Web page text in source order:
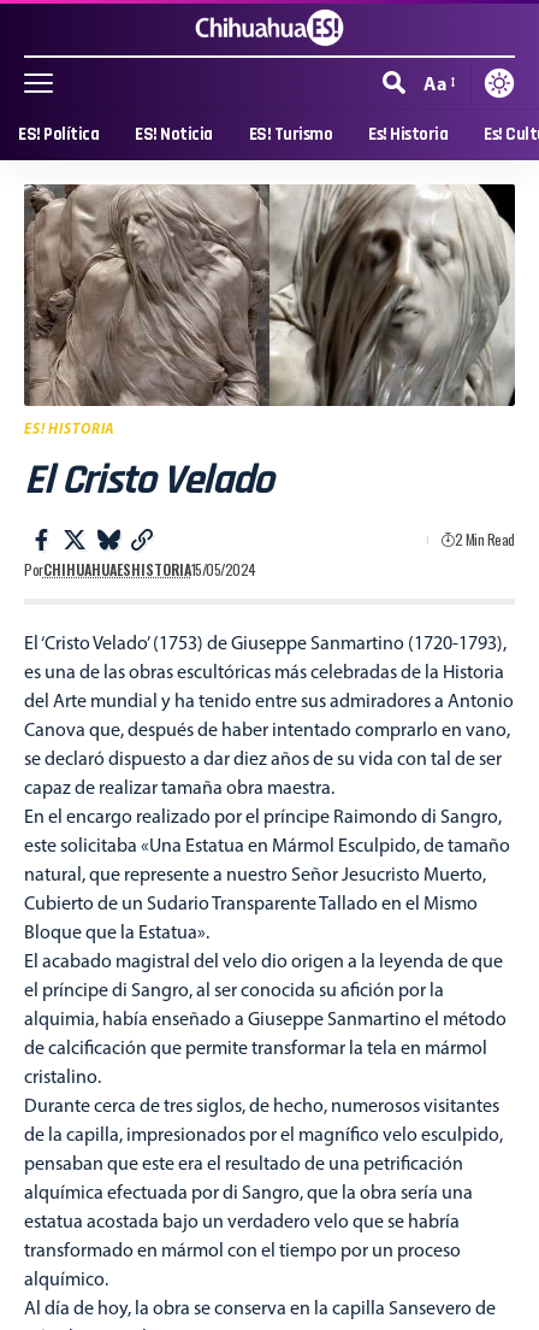
Aa
ES! Política ES! Noticia ES! Turismo Es! Historia Es!
ES! HISTORIA
El Cristo Velado
PorCHIHUAHUAESHISTORIA15/05/2024
2 Min Read
El ‘Cristo Velado’ (1753) de Giuseppe Sanmartino (1720-1793),
es una de las obras escultóricas más celebradas de la Historia
del Arte mundial y ha tenido entre sus admiradores a Antonio
Canova que, después de haber intentado comprarlo en vano,
se declaró dispuesto a dar diez años de su vida con tal de ser
capaz de realizar tamaña obra maestra.
En el encargo realizado por el príncipe Raimondo di Sangro,
este solicitaba «Una Estatua en Mármol Esculpido, de tamaño
natural, que represente a nuestro Señor Jesucristo Muerto,
Cubierto de un Sudario Transparente Tallado en el Mismo
Bloque que la Estatua».
El acabado magistral del velo dio origen a la leyenda de que
el príncipe di Sangro, al ser conocida su afición por la
alquimia, había enseñado a Giuseppe Sanmartino el método
de calcificación que permite transformar la tela en mármol
cristalino.
Durante cerca de tres siglos, de hecho, numerosos visitantes
de la capilla, impresionados por el magnífico velo esculpido,
pensaban que este era el resultado de una petrificación
alquímica efectuada por di Sangro, que la obra sería una
estatua acostada bajo un verdadero velo que se habría
transformado en mármol con el tiempo por un proceso
alquímico.
Al día de hoy, la obra se conserva en la capilla Sansevero de